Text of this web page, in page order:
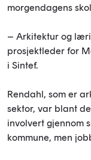
morgendagens
– Arkitektur og
prosjektleder for
i Sintef.
Rendahl, som er
sektor, var blant
involvert gjennom
kommune, men